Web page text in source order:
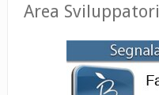
Area Sviluppatori